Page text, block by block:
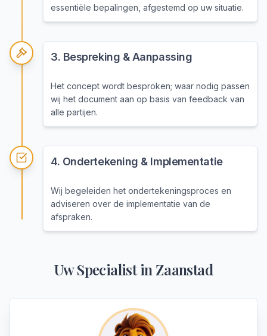
essentiële bepalingen, afgestemd op uw situatie.
3. Bespreking & Aanpassing
Het concept wordt besproken; waar nodig passen
wij het document aan op basis van feedback van
alle partijen.
4. Ondertekening & Implementatie
Wij begeleiden het ondertekeningsproces en
adviseren over de implementatie van de
afspraken.
Uw Specialist in Zaanstad